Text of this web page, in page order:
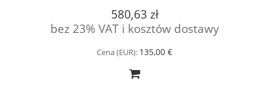
580,63 zł
bez 23% VAT i kosztów dostawy
Cena (EUR): 135,00 €